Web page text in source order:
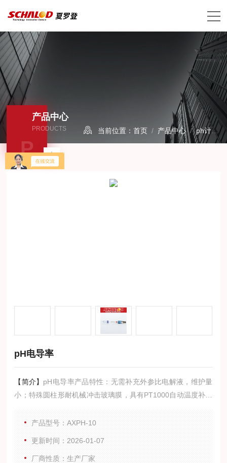
产品中心
PRODUCTS
P
当前位置：首页 / 产品中心/ph计/
pH电导率
【简介】 pH电导率产品特性：无需补充外参比电解液，维护量
小；特殊圆柱形耐机械冲击玻璃膜，具有PT1000自动温度补偿
产品型号：AXPH-10
更新时间：2026-01-07
厂商性质：生产厂家